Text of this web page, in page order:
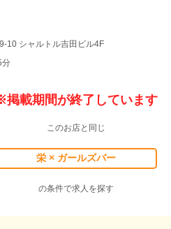
10 シャルトル吉田ビル4F
分
掲載期間が終了しています
このお店と同じ
栄 × ガールズバー
の条件で求人を探す